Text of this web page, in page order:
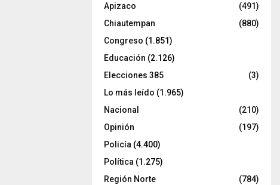
Apizaco
(491)
Chiautempan
(880)
Congreso (1.851)
Educación (2.126)
Elecciones 385
(3)
Lo más leído (1.965)
Nacional
(210)
Opinión
(197)
Policía (4.400)
Política (1.275)
Región Norte
(784)